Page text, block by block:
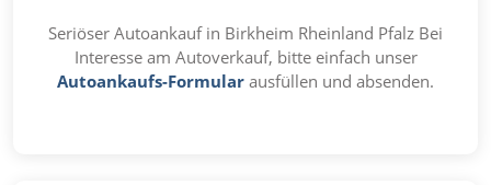
Seriöser Autoankauf in Birkheim Rheinland Pfalz Bei
Interesse am Autoverkauf, bitte einfach unser
Autoankaufs-Formular ausfüllen und absenden.